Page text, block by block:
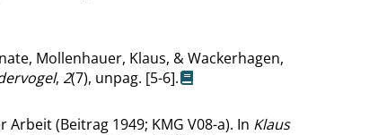
Mollenhauer, Klaus, & Wackerhagen,
, 2(7), unpag. [5-6].
(Beitrag 1949; KMG V08-a). In Klaus